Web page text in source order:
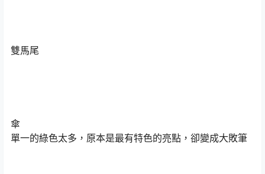
雙馬尾
傘
單一的綠色太多，原本是最有特色的亮點，卻變成大敗筆